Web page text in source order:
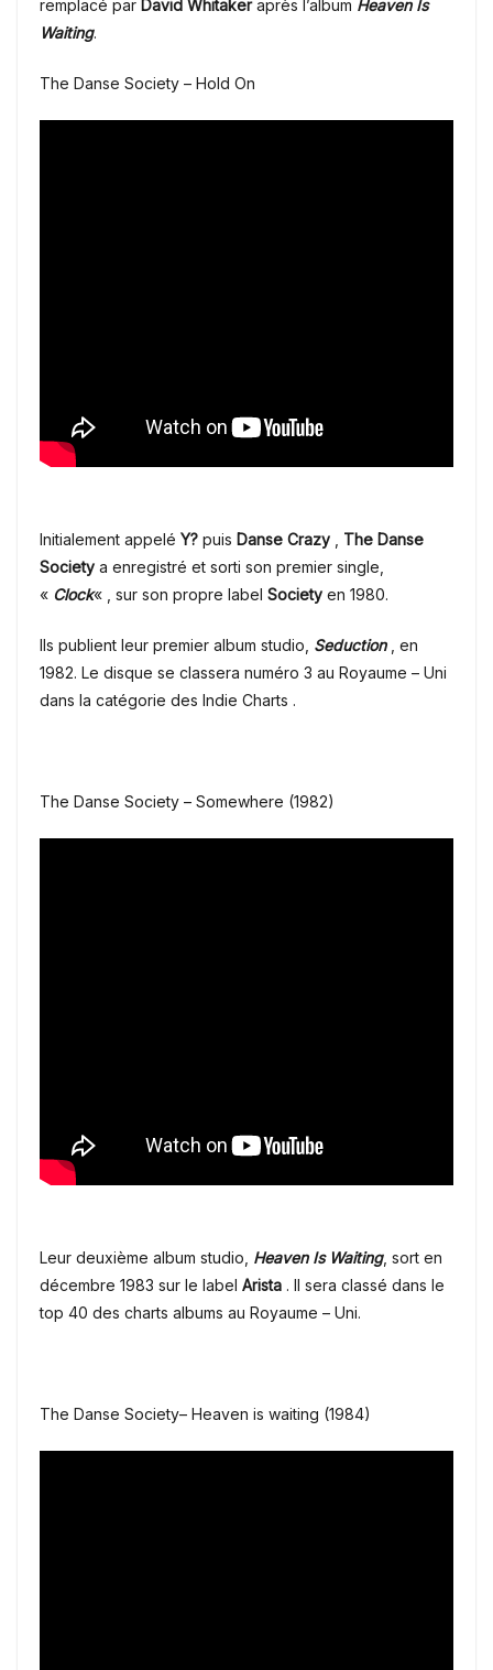
remplacé par David Whitakeraprès l’album Heaven Is
Waiting.
The Danse Society – Hold On
Initialement appelé Y? puis Danse Crazy
The Danse
Society a enregistré et sorti son premier single,
« Clock« , sur son propre label Society en 1980.
Ils publient leur premier album studio, Seduction, en
1982. Le disque se classera numéro 3 au Royaume – Uni
dans la catégorie des Indie Charts .
The Danse Society – Somewhere (1982)
Leur deuxième album studio, Heaven Is Waiting, sort en
décembre 1983 sur le label Arista . Il sera classé dans le
top 40 des charts albums au Royaume – Uni.
The Danse Society– Heaven is waiting (1984)